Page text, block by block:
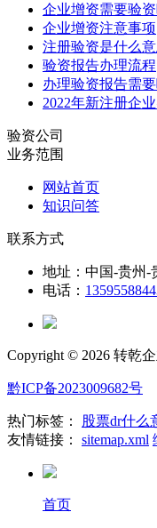
企业增资需要验资
企业增资注意事项
注册验资是什么
验资报告办理流程
办理验资报告需
2022年新注册企
验资公司
业务范围
网站首页
知识问答
联系方式
地址：中国-贵州-
电话：
Copyright © 2026 转乾
黔ICP备2023009682号
热门标签：
股票dr什么
友情链接： sitemap.xml
首页